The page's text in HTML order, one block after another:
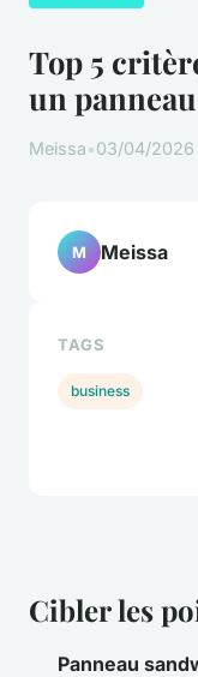
Top 5
un
Meissa•03/04/2026
Cibler les
Panneau
M Meissa
TAGS
business